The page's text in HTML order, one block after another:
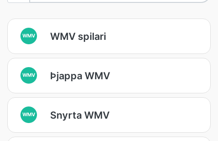
WMV WMV spilari
WMV Þjappa WMV
WMV Snyrta WMV